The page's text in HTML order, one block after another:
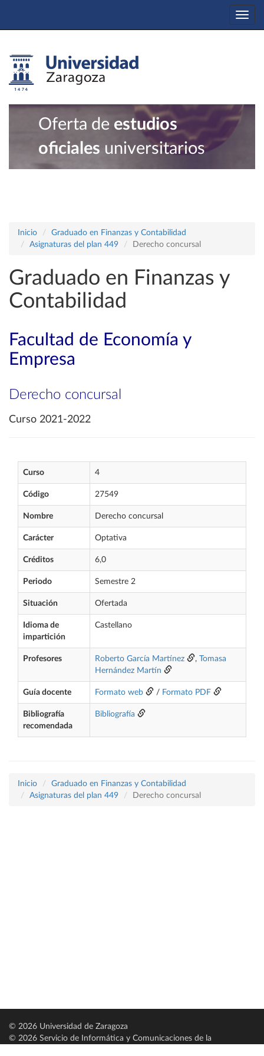
Oferta de estudios
oficiales universitarios
Inicio
Graduado en Finanzas y Contabilidad
Asignaturas del plan 449
Derecho concursal
Graduado en Finanzas y
Contabilidad
Facultad de Economía y
Empresa
Derecho concursal
Curso 2021-2022
Curso 4
Código 27549
Nombre Derecho concursal
Carácter Optativa
Créditos 6,0
Periodo Semestre 2
Situación Ofertada
Idioma de
impartición
Castellano
Profesores Roberto García Martínez ,
Tomasa
Hernández Martín
Guía docente Formato web / Formato PDF
Bibliografía
recomendada
Bibliografía
Inicio
Graduado en Finanzas y Contabilidad
Asignaturas del plan 449
Derecho concursal
© 2026 Universidad de Zaragoza
© 2026 Servicio de Informática y Comunicaciones de la